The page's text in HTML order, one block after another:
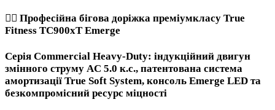
🏃‍♂️ Професійна бігова доріжка преміумкласу True
Fitness TC900xT Emerge
Серія Commercial Heavy-Duty: індукційний двигун
змінного струму AC 5.0 к.с., патентована система
амортизації True Soft System, консоль Emerge LED та
безкомпромісний ресурс міцності